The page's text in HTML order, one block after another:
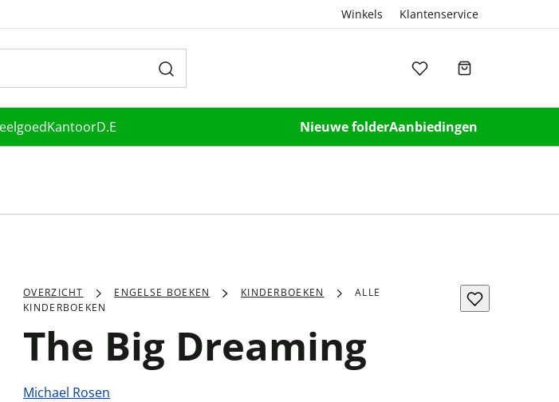
Winkels Klantenservice
KantoorD.E Nieuwe folderAanbiedingen
OVERZICHT ENGELSE BOEKEN KINDERBOEKEN
ALLE
KINDERBOEKEN
The Big Dreaming
Michael Rosen